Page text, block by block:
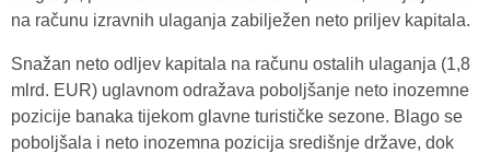
na računu izravnih ulaganja zabilježen neto priljev kapitala.
Snažan neto odljev kapitala na računu ostalih ulaganja (1,8
mlrd. EUR) uglavnom odražava poboljšanje neto inozemne
pozicije banaka tijekom glavne turističke sezone. Blago se
poboljšala i neto inozemna pozicija središnje države, dok